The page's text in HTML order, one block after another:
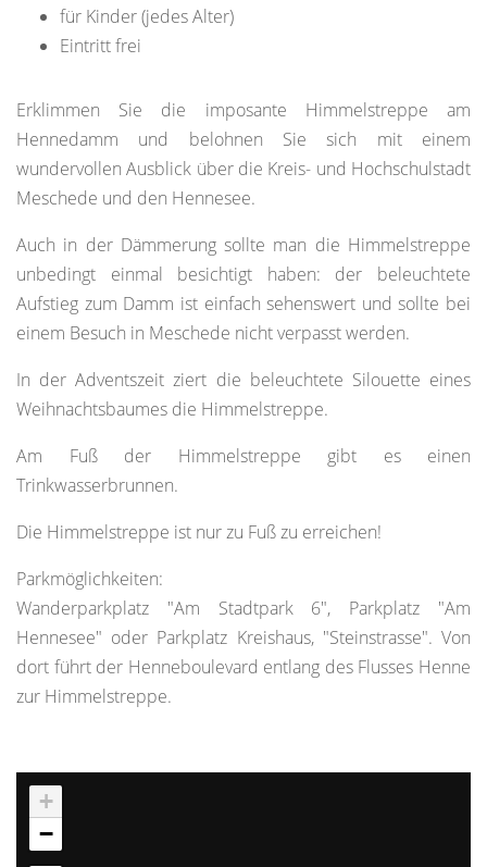
für Kinder (jedes Alter)
Eintritt frei
Erklimmen Sie die imposante Himmelstreppe am
Hennedamm und belohnen Sie sich mit einem
wundervollen Ausblick über die Kreis- und Hochschulstadt
Meschede und den Hennesee.
Auch in der Dämmerung sollte man die Himmelstreppe
unbedingt einmal besichtigt haben: der beleuchtete
Aufstieg zum Damm ist einfach sehenswert und sollte bei
einem Besuch in Meschede nicht verpasst werden.
In der Adventszeit ziert die beleuchtete Silouette eines
Weihnachtsbaumes die Himmelstreppe.
Am Fuß der Himmelstreppe gibt es einen
Trinkwasserbrunnen.
Die Himmelstreppe ist nur zu Fuß zu erreichen!
Parkmöglichkeiten:
Wanderparkplatz "Am Stadtpark 6", Parkplatz "Am
Hennesee" oder Parkplatz Kreishaus, "Steinstrasse". Von
dort führt der Henneboulevard entlang des Flusses Henne
zur Himmelstreppe.
+
−